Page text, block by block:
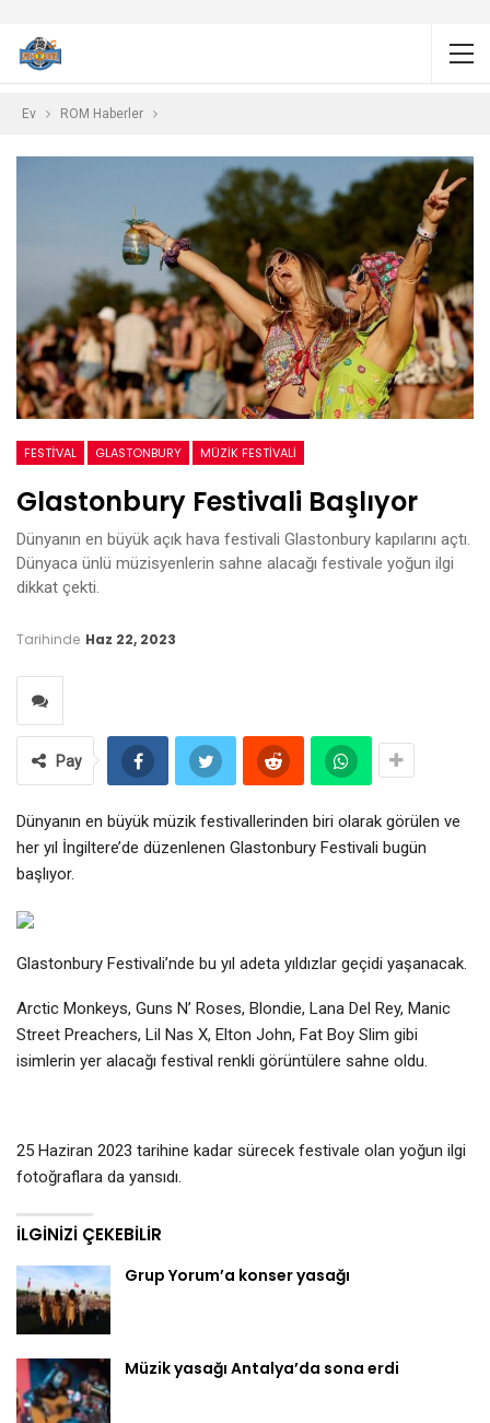
Ev ROM Haberler
FESTİVAL GLASTONBURY MÜZIK FESTIVALI
Glastonbury Festivali Başlıyor
Dünyanın en büyük açık hava festivali Glastonbury kapılarını açtı.
Dünyaca ünlü müzisyenlerin sahne alacağı festivale yoğun ilgi
dikkat çekti.
Tarihinde Haz 22, 2023
Pay
Dünyanın en büyük müzik festivallerinden biri olarak görülen ve
her yıl İngiltere’de düzenlenen Glastonbury Festivali bugün
başlıyor.
Glastonbury Festivali’nde bu yıl adeta yıldızlar geçidi yaşanacak.
Arctic Monkeys, Guns N’ Roses, Blondie, Lana Del Rey, Manic
Street Preachers, Lil Nas X, Elton John, Fat Boy Slim gibi
isimlerin yer alacağı festival renkli görüntülere sahne oldu.
25 Haziran 2023 tarihine kadar sürecek festivale olan yoğun ilgi
fotoğraflara da yansıdı.
İLGINIZI ÇEKEBILIR
Grup Yorum’a konser yasağı
Müzik yasağı Antalya’da sona erdi